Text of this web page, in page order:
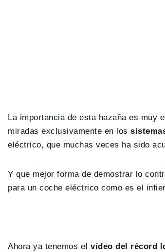
La importancia de esta hazaña es muy
miradas exclusivamente en los
eléctrico, que muchas veces ha sido
Y que mejor forma de demostrar lo
para un coche eléctrico como es el
Ahora ya tenemos e l vídeo del récord